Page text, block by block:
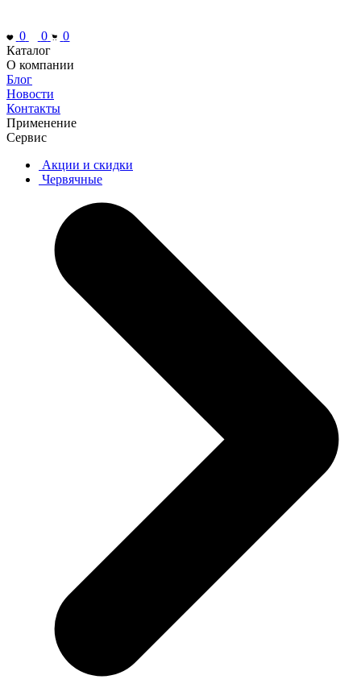
0 0
0
Каталог
О компании
Блог
Новости
Контакты
Применение
Сервис
Акции и скидки
Червячные